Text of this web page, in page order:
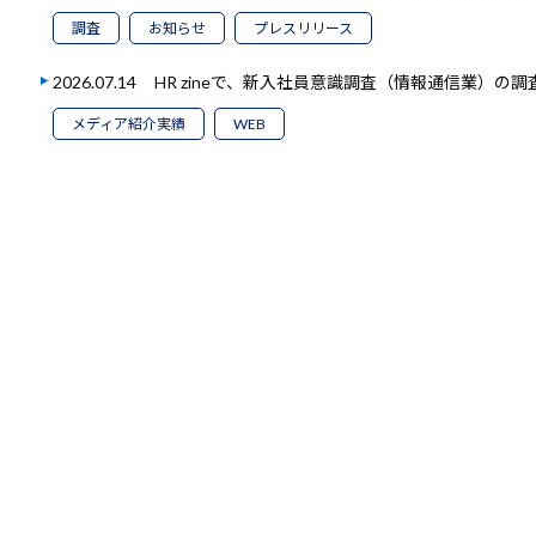
調査 お知らせ プレスリリース
2026.07.14 HR zineで、新入社員意識調査（情報通信業）の
メディア紹介実績 WEB